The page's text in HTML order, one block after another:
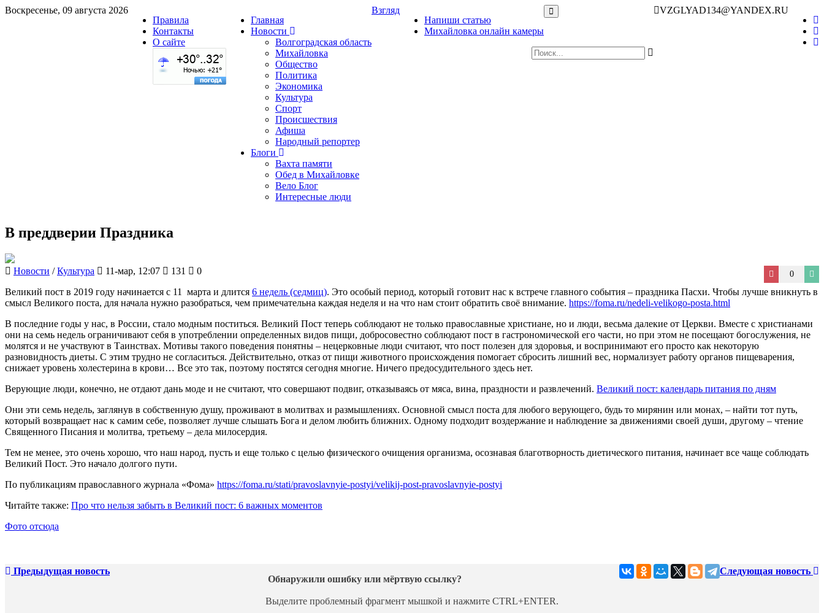
Воскресенье, 09 августа 2026
Правила
Контакты
О сайте
VZGLYAD134@YANDEX.RU
Главная
Новости
Волгоградская область
Михайловка
Общество
Политика
Экономика
Культура
Спорт
Происшествия
Афиша
Народный репортер
Блоги
Вахта памяти
Обед в Михайловке
Вело Блог
Интересные люди
Взгляд
Напиши статью
Михайловка онлайн камеры
В преддверии Праздника
Новости /Культура 11-мар, 12:07 131 0 0
Великий пост в 2019 году начинается с 11 марта и длится 6 недель (седмиц). Это особый период, который готовит нас к встрече главного события – праздника Пасхи. Чтобы лучше вникнуть в
смысл Великого поста, для начала нужно разобраться, чем примечательна каждая неделя и на что нам стоит обратить своё внимание. https://foma.ru/nedeli-velikogo-posta.html
В последние годы у нас, в России, стало модным поститься. Великий Пост теперь соблюдают не только православные христиане, но и люди, весьма далекие от Церкви. Вместе с христианами
они на семь недель ограничивают себя в употреблении определенных видов пищи, добросовестно соблюдают пост в гастрономической его части, но при этом не посещают богослужения, не
молятся и не участвуют в Таинствах. Мотивы такого поведения понятны – нецерковные люди считают, что пост полезен для здоровья, и воспринимают его просто как некоторую
разновидность диеты. С этим трудно не согласиться. Действительно, отказ от пищи животного происхождения помогает сбросить лишний вес, нормализует работу органов пищеварения,
снижает уровень холестерина в крови… Все это так, поэтому постятся сегодня многие. Ничего предосудительного здесь нет.
Верующие люди, конечно, не отдают дань моде и не считают, что совершают подвиг, отказываясь от мяса, вина, праздности и развлечений. Великий пост: календарь питания по дням
Они эти семь недель, заглянув в собственную душу, проживают в молитвах и размышлениях. Основной смысл поста для любого верующего, будь то мирянин или монах, – найти тот путь,
который возвращает нас к самим себе, позволяет лучше слышать Бога и делом любить ближних. Одному подходит воздержание и наблюдение за движениями своей души, другому – чтение
Священного Писания и молитва, третьему – дела милосердия.
Тем не менее, это очень хорошо, что наш народ, пусть и еще только с целью физического очищения организма, осознавая благотворность диетического питания, начинает все чаще соблюдать
Великий Пост. Это начало долгого пути.
По публикациям православного журнала «Фома» https://foma.ru/stati/pravoslavnyie-postyi/velikij-post-pravoslavnyie-postyi
Читайте также: Про что нельзя забыть в Великий пост: 6 важных моментов
Фото отсюда
Предыдущая новость Следующая новость
Обнаружили ошибку или мёртвую ссылку?
Выделите проблемный фрагмент мышкой и нажмите CTRL+ENTER.